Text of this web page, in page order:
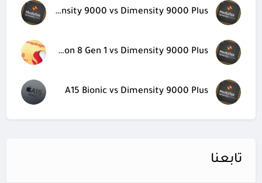
Dimensity 9000 vs Dimensity 9000 Plus
Snapdragon 8 Gen 1 vs Dimensity 9000 Plus
A15 Bionic vs Dimensity 9000 Plus
تابعنا